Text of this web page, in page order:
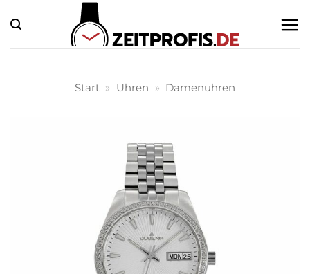
Inhalt
springen
Start » Uhren » Damenuhren